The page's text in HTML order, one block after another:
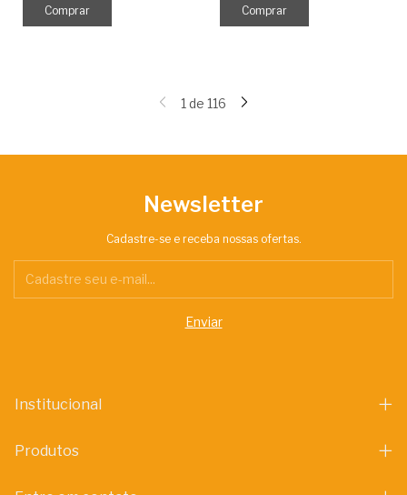
1 de 116
Newsletter
Cadastre-se e receba nossas ofertas.
Institucional
Produtos